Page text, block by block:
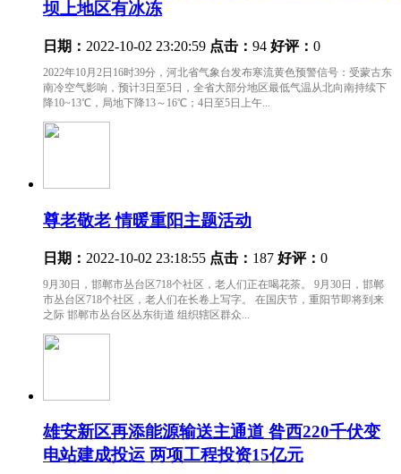
坝上地区有冰冻
日期： 2022-10-02 23:20:59 点击： 94 好评： 0
2022年10月2日16时39分，河北省气象台发布寒流黄色预警信号：受蒙古东
南冷空气影响，预计3日至5日，全省大部分地区最低气温从北向南持续下
降10~13℃，局地下降13～16℃；4日至5日上午...
尊老敬老 情暖重阳主题活动
日期： 2022-10-02 23:18:55 点击： 187 好评： 0
9月30日，邯郸市丛台区718个社区，老人们正在喝花茶。 9月30日，邯郸
市丛台区718个社区，老人们在长卷上写字。 在国庆节，重阳节即将到来
之际 邯郸市丛台区丛东街道 组织辖区群众...
雄安新区再添能源输送主通道 昝西220千伏变
电站建成投运 两项工程投资15亿元